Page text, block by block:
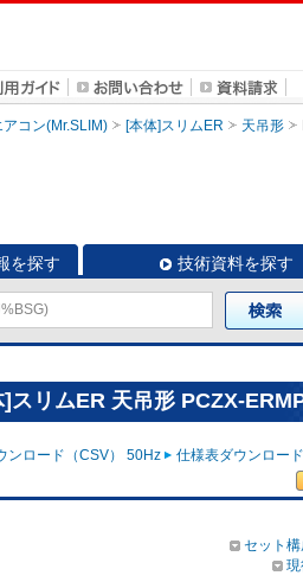
コン(Mr.SLIM) [本体]スリムER 天吊形
を探す 技術資料を探す
リムER 天吊形 PCZX-
ンロード（CSV） 50Hz 仕様表ダウンロー
セット
現